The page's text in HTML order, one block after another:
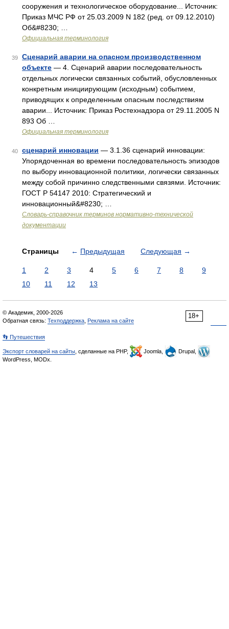
сооружения и технологическое оборудование... Источник:
Приказ МЧС РФ от 25.03.2009 N 182 (ред. от 09.12.2010)
Об&#8230; …
Официальная терминология
39
Сценарий аварии на опасном производственном
объекте — 4. Сценарий аварии последовательность
отдельных логически связанных событий, обусловленных
конкретным инициирующим (исходным) событием,
приводящих к определенным опасным последствиям
аварии... Источник: Приказ Ростехнадзора от 29.11.2005 N
893 Об …
Официальная терминология
40 сценарий инновации — 3.1.36 сценарий инновации:
Упорядоченная во времени последовательность эпизодов
по выбору инновационной политики, логически связанных
между собой причинно следственными связями. Источник:
ГОСТ Р 54147 2010: Стратегический и
инновационный&#8230; …
Словарь-справочник терминов нормативно-технической
документации
Страницы ← Предыдущая Следующая →
1 2 3 4 5 6 7 8
9
10
11 12 13
18+
© Академик, 2000-2026
Обратная связь: Техподдержка Реклама на сайте
👣 Путешествия
Экспорт словарей на сайты , сделанные на PHP, Joomla,
Drupal,
WordPress, MODx.